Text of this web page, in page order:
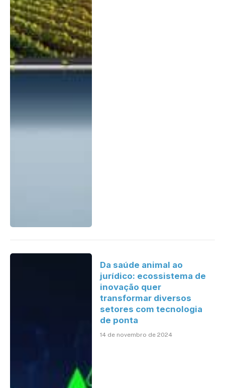
Da saúde animal ao
jurídico: ecossistema de
inovação quer
transformar diversos
setores com tecnologia
de ponta
14 de novembro de 2024